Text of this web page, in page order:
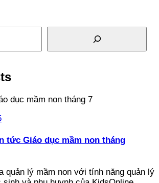
tức Giáo dục mầm non tháng